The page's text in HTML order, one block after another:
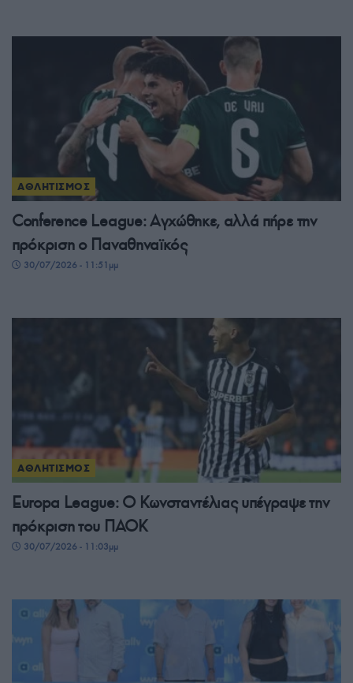
ΑΘΛΗΤΙΣΜΟΣ
Conference League: Αγχώθηκε, αλλά πήρε την
πρόκριση ο Παναθηναϊκός
30/07/2026 - 11:51μμ
ΑΘΛΗΤΙΣΜΟΣ
Europa League: Ο Κωνσταντέλιας υπέγραψε την
πρόκριση του ΠΑΟΚ
30/07/2026 - 11:03μμ